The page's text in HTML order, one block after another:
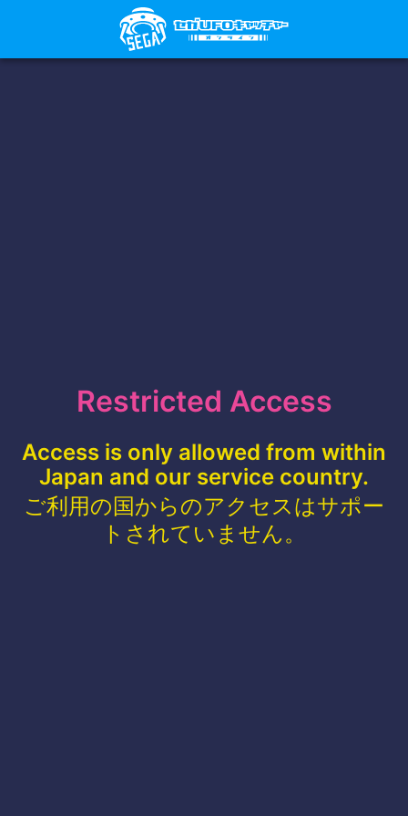
Restricted Access
Access is only allowed from within
Japan and our service country.
ご利用の国からのアクセスはサポー
トされていません。